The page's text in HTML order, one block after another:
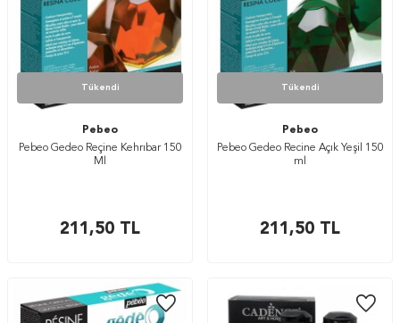
Tükendi
Pebeo
Pebeo Gedeo Reçine Kehrıbar 150
Ml
211,50 TL
Tükendi
Pebeo
Pebeo Gedeo Recine Açık Yeşil 150
ml
211,50 TL